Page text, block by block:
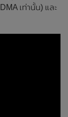
เท่านั้น) และ